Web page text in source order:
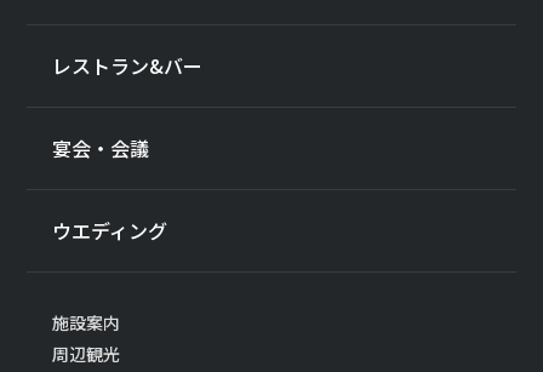
レストラン&バー
宴会・会議
ウエディング
施設案内
周辺観光